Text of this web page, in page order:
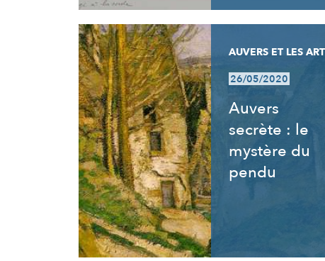
AUVERS ET LES
26/05/2020
Auvers
secrète : le
mystère du
pendu